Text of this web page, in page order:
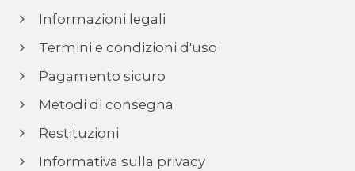
Informazioni legali
Termini e condizioni d'uso
Pagamento sicuro
Metodi di consegna
Restituzioni
Informativa sulla privacy